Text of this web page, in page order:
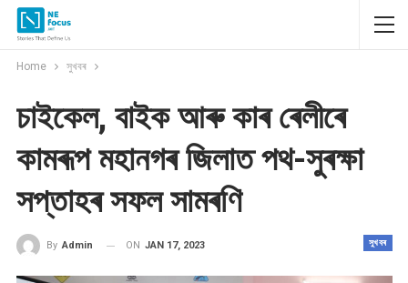
Home সুখবৰ
চাইকেল, বাইক আৰু কাৰ ৰেলীৰে
কামৰূপ মহানগৰ জিলাত পথ-সুৰক্ষা
সপ্তাহৰ সফল সামৰণি
সুখবৰ
By Admin ON JAN 17, 2023